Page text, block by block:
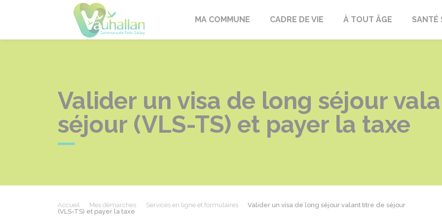
VauhallanMA COMMUNE CADRE DE VIE À TOUT ÂGE SANTÉ
Valider un visa de long séjour
séjour (VLS-TS) et payer la taxe
Accueil Mes démarches Services en ligne et formulaires
Valider un visa de long séjour valant titre de séjour
(VLS-TS) et payer la taxe